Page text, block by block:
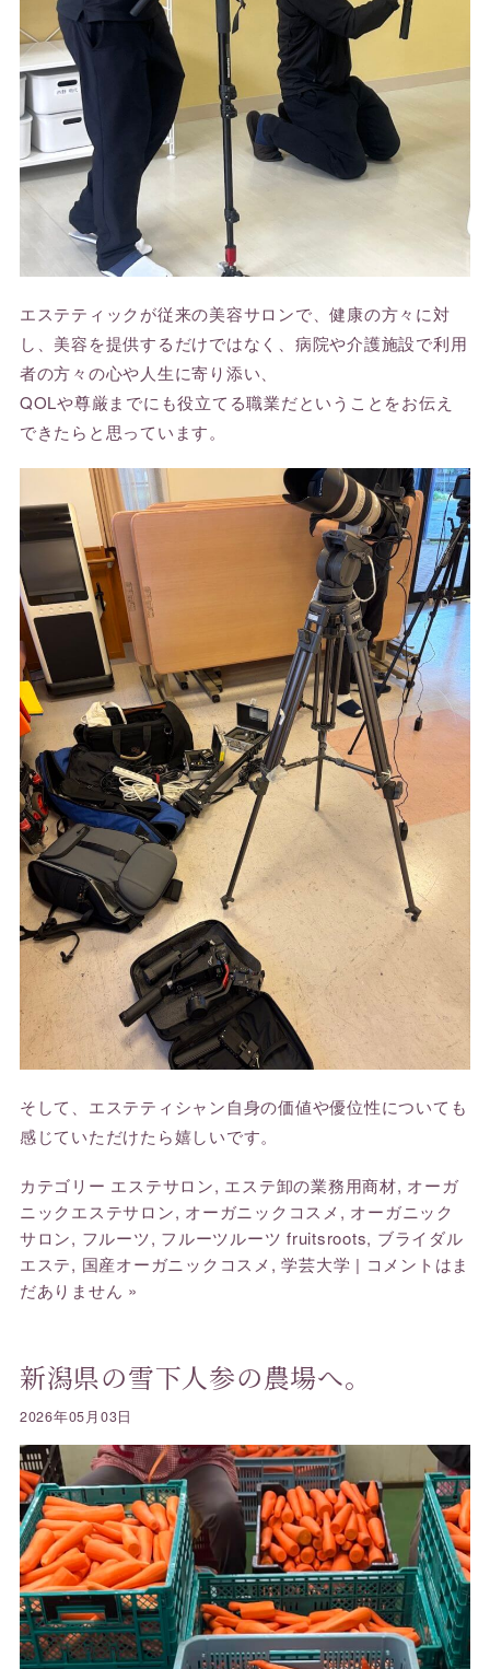
エステティックが従来の美容サロンで、健康の方々に対
し、美容を提供するだけではなく、病院や介護施設で利用
者の方々の心や人生に寄り添い、
QOLや尊厳までにも役立てる職業だということをお伝え
できたらと思っています。
そして、エステティシャン自身の価値や優位性についても
感じていただけたら嬉しいです。
カテゴリー エステサロン, エステ卸の業務用商材, オーガ
ニックエステサロン, オーガニックコスメ , オーガニック
サロン, フルーツ, フルーツルーツ fruitsroots, ブライダル
エステ, 国産オーガニックコスメ ,学芸大学 | コメントはま
だありません »
新潟県の雪下人参の農場へ。
2026年05月03日